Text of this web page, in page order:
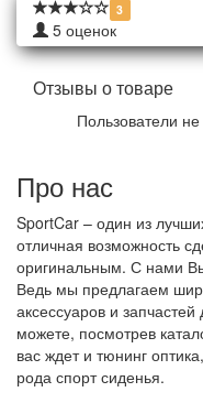
3
5 оценок
Отзывы о товаре
Пользователи
Про нас
SportCar – один из
отличная возможность
оригинальным. С нами
Ведь мы предлагаем
аксессуаров и
можете, посмотрев
вас ждет и тюнинг
рода спорт сиденья.